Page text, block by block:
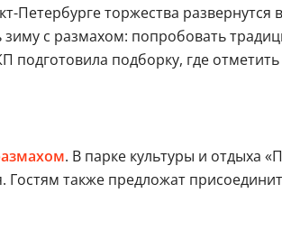
Петербурге торжества
с размахом: попробовать
подборку, где
. В парке культуры и отдыха
также предложат